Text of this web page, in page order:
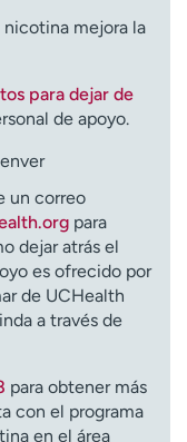
mejora la
para dejar de
de apoyo.
un correo
para
dejar atrás el
es ofrecido por
de UCHealth
a través de
para obtener más
con el programa
en el área